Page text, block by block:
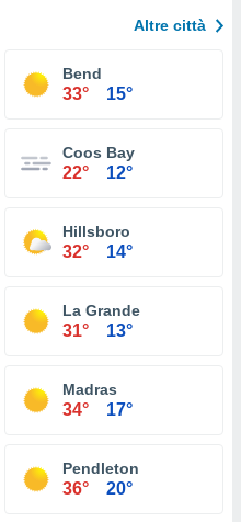
Altre città
Bend
33° 15°
Coos Bay
22° 12°
Hillsboro
32° 14°
La Grande
31° 13°
Madras
34° 17°
Pendleton
36° 20°